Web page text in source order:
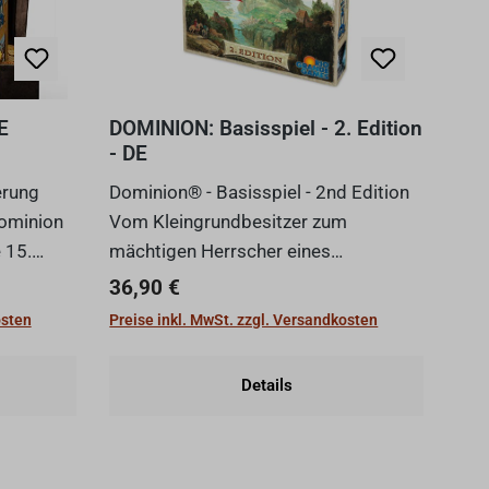
15.
DOMINION: Basisspiel - 2. Edition
- DE
Dominion® - Basisspiel - 2nd Edition
Vom Kleingrundbesitzer zum
mächtigen Herrscher eines
Imperiums - das ist dein Ziel, wenn du
dich auf das Abenteuer Dominion®
Regulärer Preis:
36,90 €
Preise inkl. MwSt. zzgl. Versandkosten
Details